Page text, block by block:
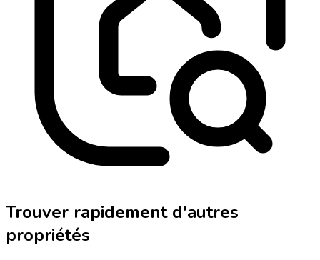
Trouver rapidement d'autres
propriétés